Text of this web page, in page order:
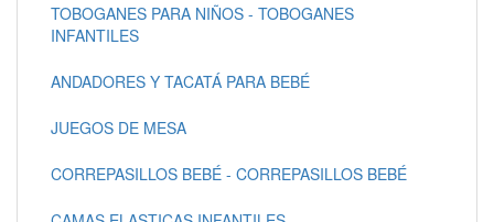
TOBOGANES PARA NIÑOS - TOBOGANES
INFANTILES
ANDADORES Y TACATÁ PARA BEBÉ
JUEGOS DE MESA
CORREPASILLOS BEBÉ - CORREPASILLOS BEBÉ